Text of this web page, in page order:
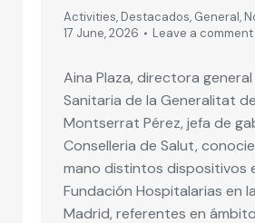
Activities, Destacados, General,
17 June, 2026
Leave a comment
Aina Plaza, directora
Sanitaria de la Generalitat
Montserrat Pérez, jefa de
Conselleria de Salut,
mano distintos dispositivos
Fundación Hospitalarias en
Madrid, referentes en